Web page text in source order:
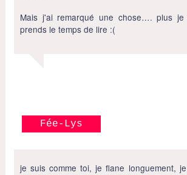
Mais j'ai remarqué une chose…. plus je
prends le temps de lire :(
Fée-Lys
je suis comme toi, je flane longuement,